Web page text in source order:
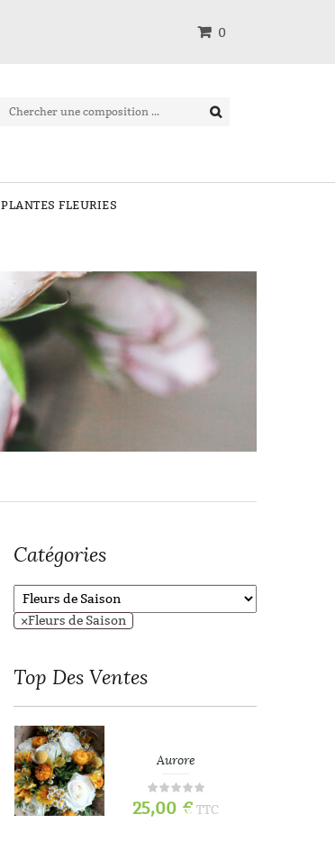
0
PLANTES FLEURIES
Catégories
×Fleurs de Saison
Top Des Ventes
Aurore
25,00 € TTC